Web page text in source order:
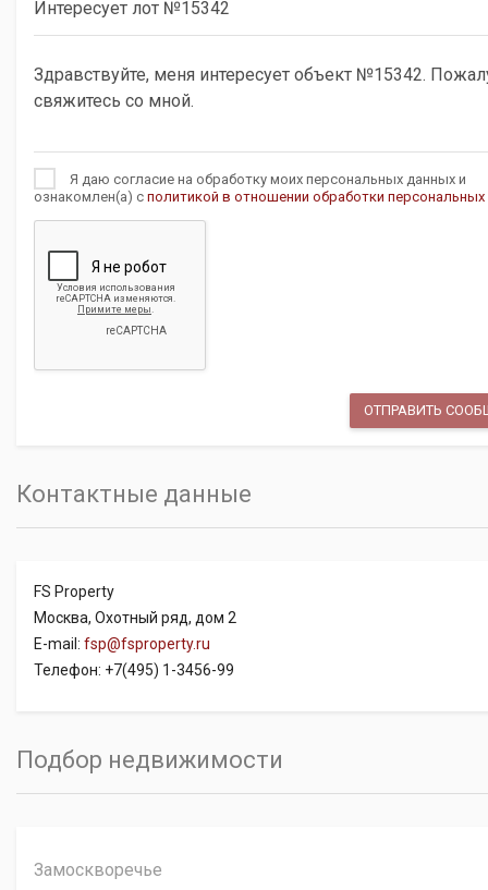
Я даю согласие на обработку моих персональных данных и
ознакомлен(а) с политикой в отношении обработки
Контактные данные
FS Property
Москва, Охотный ряд, дом 2
E-mail: fsp@fsproperty.ru
Телефон: +7(495) 1-3456-99
Подбор недвижимости
Замоскворечье